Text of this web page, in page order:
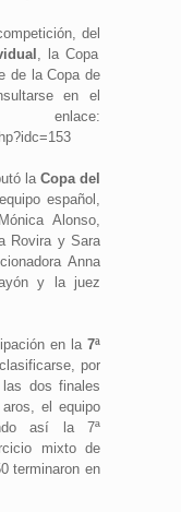
del
, la Copa
de la Copa de
en el
laCopa del
español,
Alonso,
Rovira y Sara
Anna
y la juez
en la 7ª
por
dos finales
el equipo
así la 7ª
mixto de
terminaron en